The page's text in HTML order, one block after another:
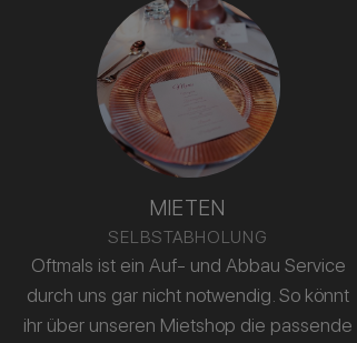
MIETEN
SELBSTABHOLUNG
Oftmals ist ein Auf- und Abbau Service
durch uns gar nicht notwendig. So könnt
ihr über unseren Mietshop die passende